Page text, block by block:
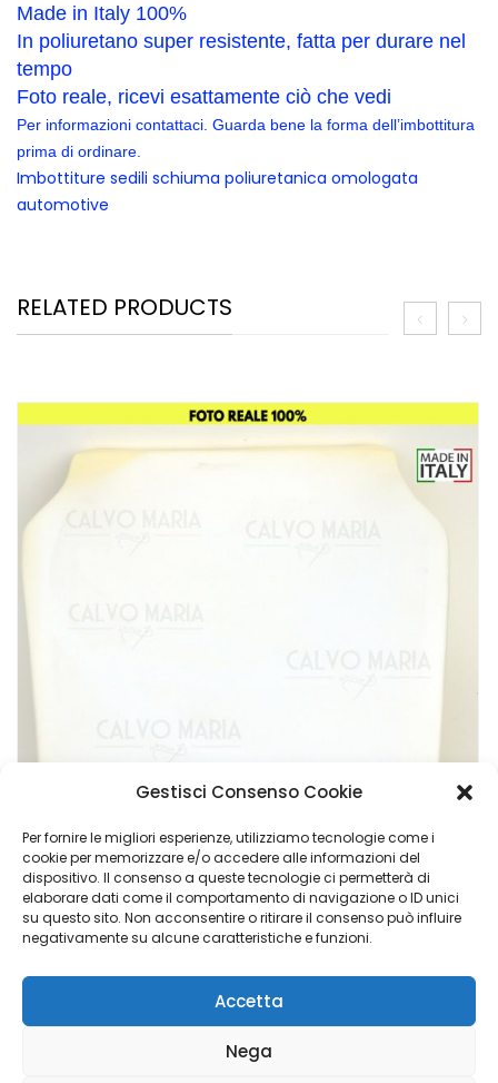
Gestisci Consenso Cookie
Per fornire le migliori esperienze, utilizziamo tecnologie come i
cookie per memorizzare e/o accedere alle informazioni del
dispositivo. Il consenso a queste tecnologie ci permetterà di
elaborare dati come il comportamento di navigazione o ID unici
su questo sito. Non acconsentire o ritirare il consenso può influire
negativamente su alcune caratteristiche e funzioni.
Accetta
Nega
Made in Italy 100%
In poliuretano super resistente, fatta per durare nel
tempo
Foto reale, ricevi esattamente ciò che vedi
Per informazioni contattaci. Guarda bene la forma dell’imbottitura
prima di ordinare.
Imbottiture sedili schiuma poliuretanica omologata
automotive
RELATED PRODUCTS
Imbottitura Sedile Anteriore ISRI Senza Taglio In Poliuretano – Nuova Made In Italy
39,90€
Calvo Maria Group di Napoli Elisabetta - P.I. 02048840769 |
Copyright © 2023 Luigi Adinolfi ADV &